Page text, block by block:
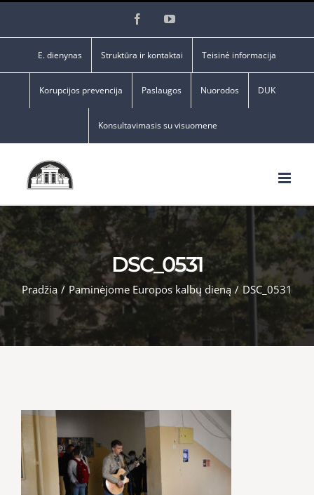
FacebookYouTube
E. dienynas Struktūra ir kontaktai Teisinė informacija
Korupcijos prevencija Paslaugos Nuorodos DUK
Konsultavimasis su visuomene
DSC_0531
Pradžia / Paminėjome Europos kalbų dieną / DSC_0531